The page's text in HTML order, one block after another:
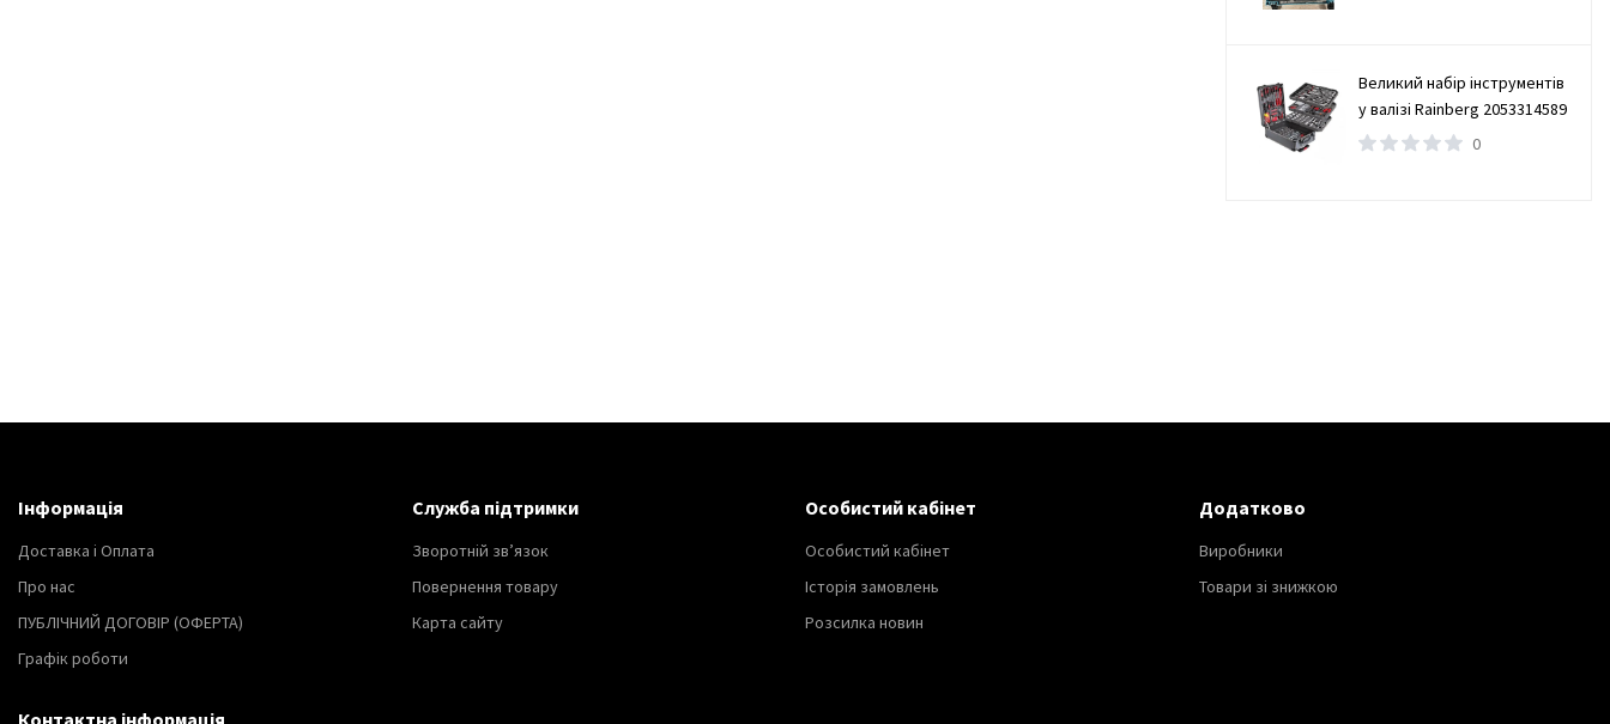
Великий набір інструментів
у валізі Rainberg 2053314589
0
Інформація
Доставка і Оплата
Про нас
ПУБЛІЧНИЙ ДОГОВІР (ОФЕРТА)
Графік роботи
Служба підтримки
Зворотній зв’язок
Повернення товару
Карта сайту
Особистий кабінет
Особистий кабінет
Історія замовлень
Розсилка новин
Додатково
Виробники
Товари зі знижкою
Контактна інформація